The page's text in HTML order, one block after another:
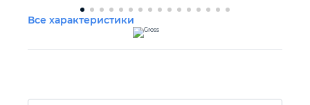
Садовый инвентарь
Все характеристики